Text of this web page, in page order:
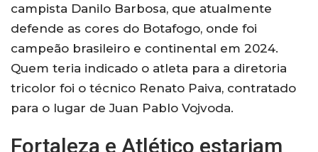
campista Danilo Barbosa, que atualmente
defende as cores do Botafogo, onde foi
campeão brasileiro e continental em 2024.
Quem teria indicado o atleta para a diretoria
tricolor foi o técnico Renato Paiva, contratado
para o lugar de Juan Pablo Vojvoda.
Fortaleza e Atlético estariam